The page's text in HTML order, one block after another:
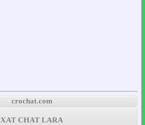
crochat.com
XAT CHAT LARA